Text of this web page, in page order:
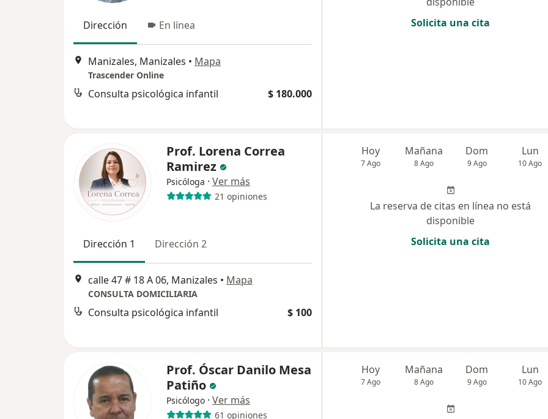
Dirección En línea
Manizales, Manizales • Mapa
Trascender Online
Consulta psicológica infantil $ 180.000
Solicita una cita
Prof. Lorena Correa
Ramirez
Psicóloga · Ver más
21 opiniones
Dirección 1 Dirección 2
calle 47 # 18 A 06, Manizales • Mapa
CONSULTA DOMICILIARIA
Consulta psicológica infantil $ 100
Hoy
7 Ago
Mañana
8 Ago
Dom
9 Ago
Lun
10 Ago
La reserva de citas en línea no está
disponible
Solicita una cita
Prof. Óscar Danilo Mesa
Patiño
Psicólogo · Ver más
61 opiniones
Hoy
7 Ago
Mañana
8 Ago
Dom
9 Ago
Lun
10 Ago